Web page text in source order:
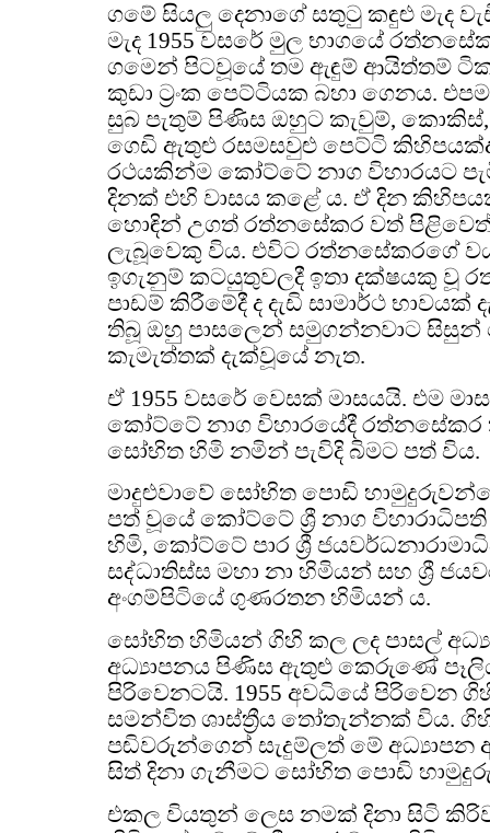
ගමේ සියලු දෙනාගේ සතුටු කඳුළු මැද
මැද 1955 වසරේ මුල භාගයේ
ගමෙන් පිටවූයේ තම ඇඳුම් ආයිත්තම්
කුඩා ට්‍රංක පෙට්ටියක බහා ගෙනය.
සුබ පැතුම් පිණිස ඔහුට කැවුම්,
ගෙඩි ඇතුළු රසමසවුළු පෙට්ටි
රථයකින්ම කෝට්ටේ නාග විහාරයට
දිනක් එහි වාසය කළේ ය. ඒ දින
හොඳින් උගත් රත්නසේකර වත් පිළිවෙත්
ලැබූවෙකු විය. එවිට රත්නසේකරගේ
ඉගැනුම් කටයුතුවලදී ඉතා දක්ෂයකු වූ
පාඩම් කිරීමේදී ද දැඩි සාමාර්ථ
තිබූ ඔහු පාසලෙන් සමුගන්නවාට
කැමැත්තක් දැක්වූයේ නැත.
ඒ 1955 වසරේ වෙසක් මාසයයි. එම
කෝට්ටේ නාග විහාරයේදී රත්නසේකර
සෝභිත හිමි නමින් පැවිදි බිමට පත් විය.
මාදුළුවාවේ සෝභිත පොඩි
පත් වූයේ කෝට්ටේ ශ්‍රී නාග
හිමි, කෝට්ටේ පාර ශ්‍රී
සද්ධාතිස්ස මහා නා හිමියන් සහ ශ්‍රී
අංගම්පිටියේ ගුණරතන හිමියන් ය.
සෝභිත හිමියන් ගිහි කල ලද පාසල්
අධ්‍යාපනය පිණිස ඇතුළු කෙරුණේ
පිරිවෙනටයි. 1955 අවධියේ පිරිවෙන
සමන්විත ශාස්ත්‍රීය තෝතැන්නක් විය. ගිහි
පඬිවරුන්ගෙන් සැදුම්ලත් මේ
සිත් දිනා ගැනීමට සෝභිත පොඩි
එකල වියතුන් ලෙස නමක් දිනා සිටි